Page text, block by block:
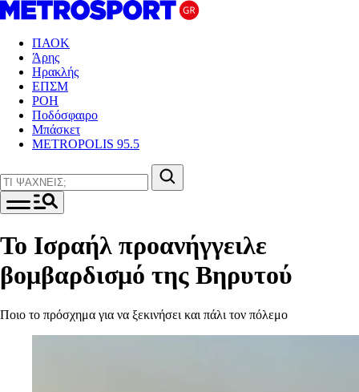
ΠΑΟΚ
Άρης
Ηρακλής
ΕΠΣΜ
ΡΟΗ
Ποδόσφαιρο
Μπάσκετ
METROPOLIS 95.5
Το Ισραήλ προανήγγειλε
βομβαρδισμό της Βηρυτού
Ποιο το πρόσχημα για να ξεκινήσει και πάλι τον πόλεμο